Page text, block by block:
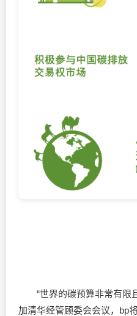
“世界的碳预算非常有限
加清华经管顾委会会议，bp